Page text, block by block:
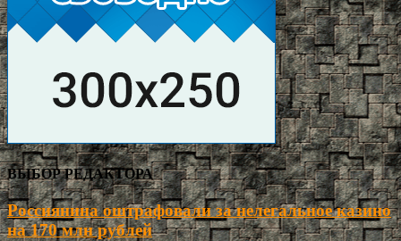
ВЫБОР РЕДАКТОРА
Россиянина оштрафовали за нелегальное казино
на 170 млн рублей